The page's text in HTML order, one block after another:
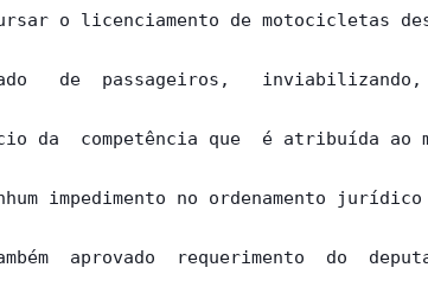
o licenciamento de motocicletas
de  passageiros,   inviabilizando,
da  competência que  é atribuída ao
impedimento no ordenamento
aprovado  requerimento  do